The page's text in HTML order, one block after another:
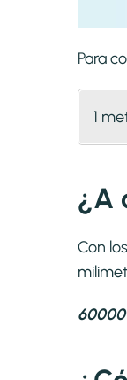
Para
1
¿A
Con